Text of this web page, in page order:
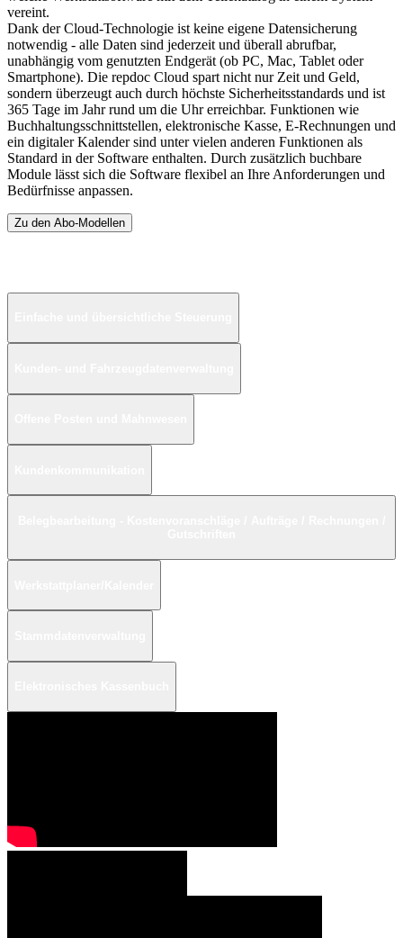
vereint.
Dank der Cloud-Technologie ist keine eigene Datensicherung
notwendig - alle Daten sind jederzeit und überall abrufbar,
unabhängig vom genutzten Endgerät (ob PC, Mac, Tablet oder
Smartphone). Die repdoc Cloud spart nicht nur Zeit und Geld,
sondern überzeugt auch durch höchste Sicherheitsstandards und ist
365 Tage im Jahr rund um die Uhr erreichbar. Funktionen wie
Buchhaltungsschnittstellen, elektronische Kasse, E-Rechnungen und
ein digitaler Kalender sind unter vielen anderen Funktionen als
Standard in der Software enthalten. Durch zusätzlich buchbare
Module lässt sich die Software flexibel an Ihre Anforderungen und
Bedürfnisse anpassen.
Zu den Abo-Modellen